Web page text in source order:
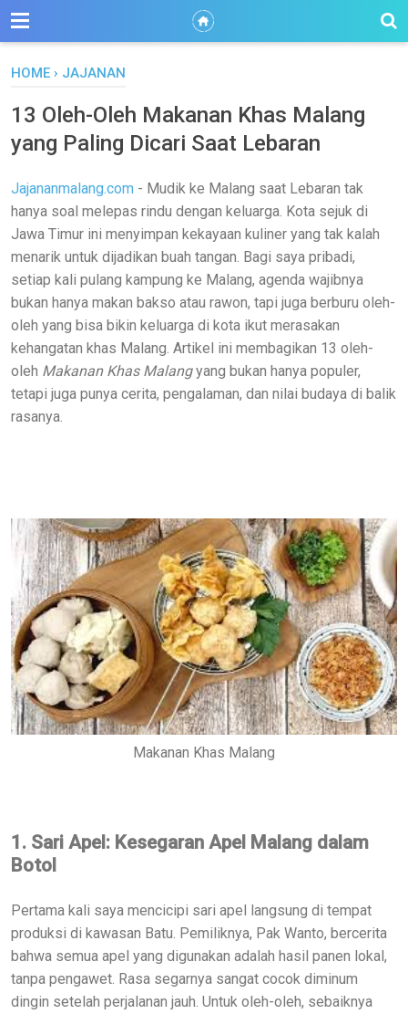
HOME › JAJANAN
13 Oleh-Oleh Makanan Khas Malang
yang Paling Dicari Saat Lebaran
Jajananmalang.com - Mudik ke Malang saat Lebaran tak
hanya soal melepas rindu dengan keluarga. Kota sejuk di
Jawa Timur ini menyimpan kekayaan kuliner yang tak kalah
menarik untuk dijadikan buah tangan. Bagi saya pribadi,
setiap kali pulang kampung ke Malang, agenda wajibnya
bukan hanya makan bakso atau rawon, tapi juga berburu oleh-
oleh yang bisa bikin keluarga di kota ikut merasakan
kehangatan khas Malang. Artikel ini membagikan 13 oleh-
oleh Makanan Khas Malangyang bukan hanya populer,
tetapi juga punya cerita, pengalaman, dan nilai budaya di balik
rasanya.
Makanan Khas Malang
1. Sari Apel: Kesegaran Apel Malang dalam
Botol
Pertama kali saya mencicipi sari apel langsung di tempat
produksi di kawasan Batu. Pemiliknya, Pak Wanto, bercerita
bahwa semua apel yang digunakan adalah hasil panen lokal,
tanpa pengawet. Rasa segarnya sangat cocok diminum
dingin setelah perjalanan jauh. Untuk oleh-oleh, sebaiknya